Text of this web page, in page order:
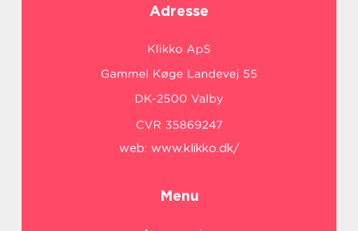
Adresse
web: www.klikko.dk/
Menu